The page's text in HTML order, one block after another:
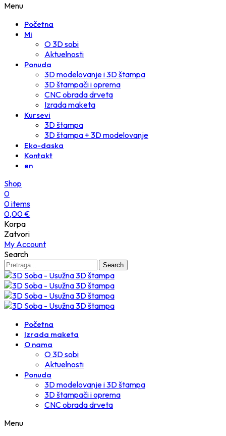
Menu
Početna
Mi
O 3D sobi
Aktuelnosti
Ponuda
3D modelovanje i 3D štampa
3D štampači i oprema
CNC obrada drveta
Izrada maketa
Kursevi
3D štampa
3D štampa + 3D modelovanje
Eko-daska
Kontakt
en
Shop
0
0items
0,00€
Korpa
Zatvori
My Account
Search
Search
Početna
Izrada maketa
O nama
O 3D sobi
Aktuelnosti
Ponuda
3D modelovanje i 3D štampa
3D štampači i oprema
CNC obrada drveta
Menu